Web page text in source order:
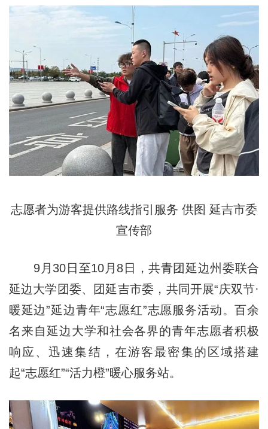
志愿者为游客提供路线指引服务 供图 延吉市委
宣传部
9月30日至10月8日，共青团延边州委联合
延边大学团委、团延吉市委，共同开展“庆双节·
暖延边”延边青年“志愿红”志愿服务活动。百余
名来自延边大学和社会各界的青年志愿者积极
响应、迅速集结，在游客最密集的区域搭建
起“志愿红”“活力橙”暖心服务站。